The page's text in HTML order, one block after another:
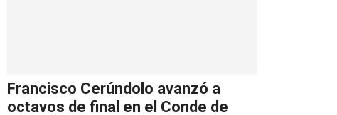
Francisco Cerúndolo avanzó a
octavos de final en el Conde de